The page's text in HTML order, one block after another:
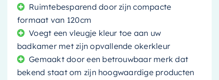
Ruimtebesparend door zijn compacte
formaat van 120cm
Voegt een vleugje kleur toe aan uw
badkamer met zijn opvallende okerkleur
Gemaakt door een betrouwbaar merk dat
bekend staat om zijn hoogwaardige producten